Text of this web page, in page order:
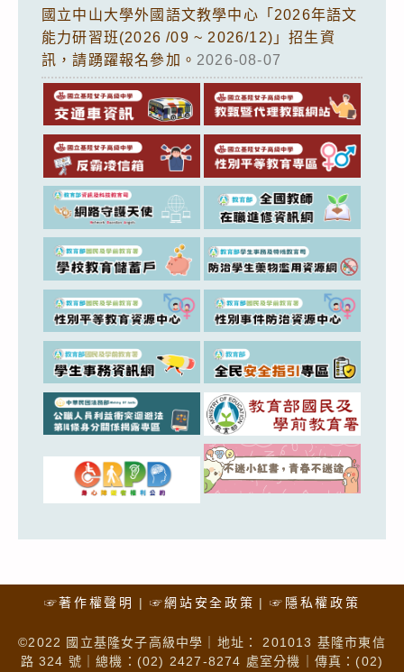
國立中山大學外國語文教學中心「2026年語文
能力研習班(2026 /09 ~ 2026/12)」招生資
訊，請踴躍報名參加。 2026-08-07
☞著作權聲明 ☞網站安全政策 ☞隱私權政策
©2022 國立基隆女子高級中學｜地址： 201013 基隆市東信
路 324 號｜總機：(02) 2427-8274 處室分機｜傳真：(02)